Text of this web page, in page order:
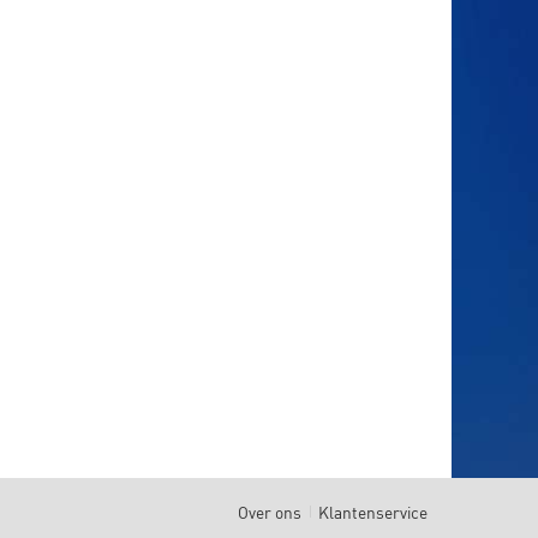
Over ons Klantenservice